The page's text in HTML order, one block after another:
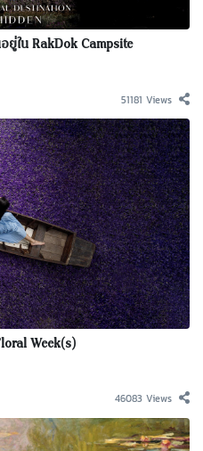
ใน RakDok Campsite
51181 Views
Week(s)
46083 Views